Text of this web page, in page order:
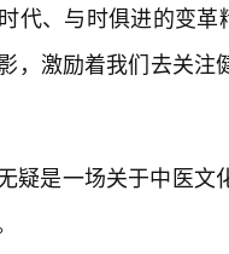
代、与时俱进的变
，激励着我们去关
疑是一场关于中医文